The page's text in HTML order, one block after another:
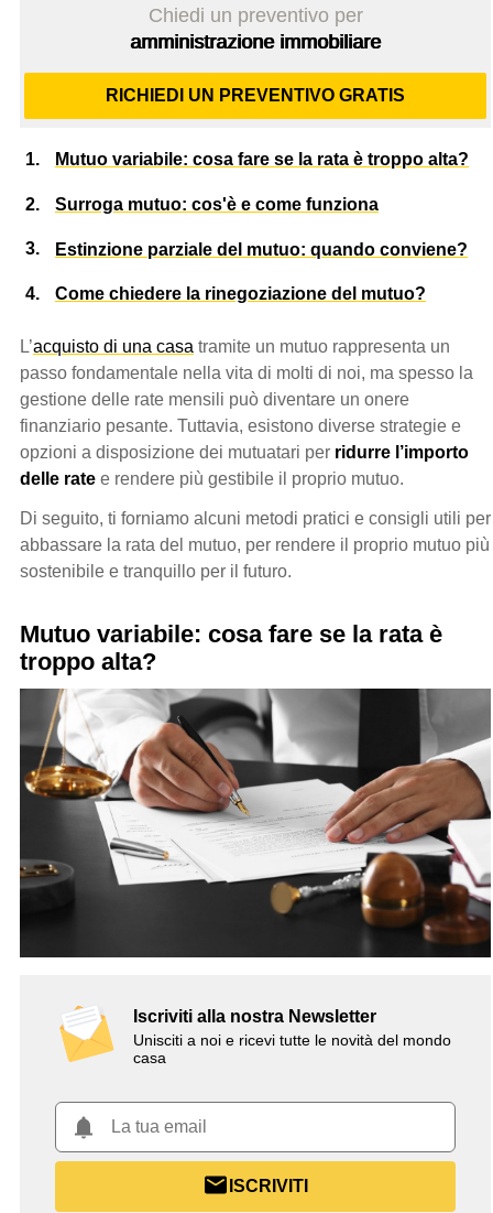
Chiedi un preventivo per
amministrazione immobiliare
RICHIEDI UN PREVENTIVO GRATIS
Mutuo variabile: cosa fare se la rata è troppo alta?
Surroga mutuo: cos'è e come funziona
Estinzione parziale del mutuo: quando conviene?
Come chiedere la rinegoziazione del mutuo?
L’acquisto di una casa tramite un mutuo rappresenta un
passo fondamentale nella vita di molti di noi, ma spesso la
gestione delle rate mensili può diventare un onere
finanziario pesante. Tuttavia, esistono diverse strategie e
opzioni a disposizione dei mutuatari per ridurre l’importo
delle rate e rendere più gestibile il proprio mutuo.
Di seguito, ti forniamo alcuni metodi pratici e consigli utili per
abbassare la rata del mutuo, per rendere il proprio mutuo più
sostenibile e tranquillo per il futuro.
Mutuo variabile: cosa fare se la rata è
troppo alta?
Iscriviti alla nostra Newsletter
Unisciti a noi e ricevi tutte le novità del mondo
casa
ISCRIVITI